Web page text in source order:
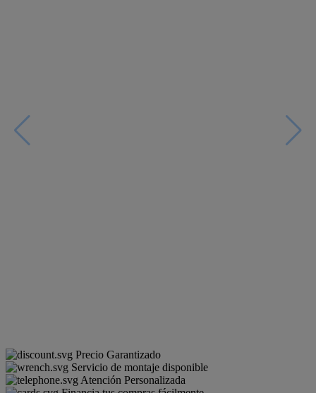
Precio Garantizado
Servicio de montaje disponible
Atención Personalizada